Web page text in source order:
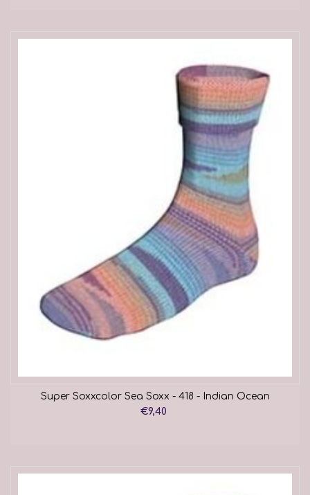
Super Soxxcolor Sea Soxx - 418 - Indian Ocean
€9,40